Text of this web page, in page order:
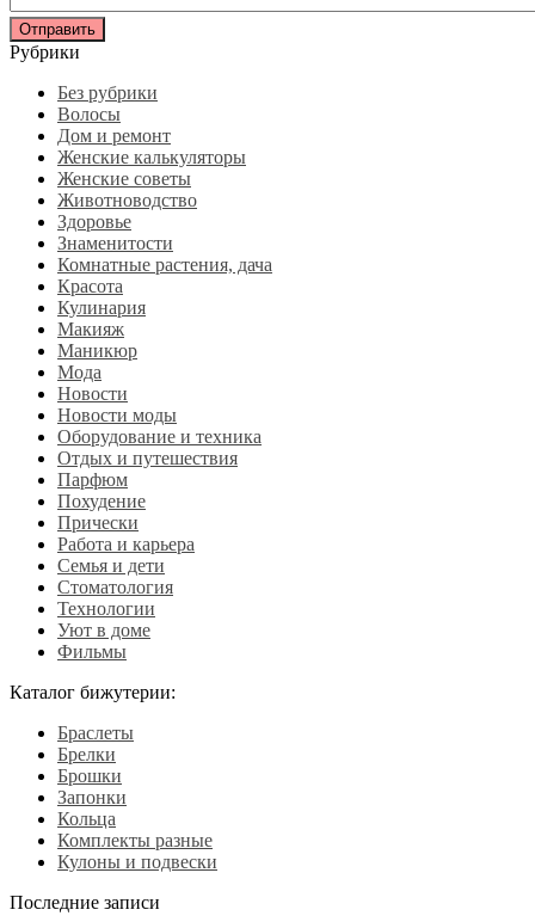
Рубрики
Без рубрики
Волосы
Дом и ремонт
Женские калькуляторы
Женские советы
Животноводство
Здоровье
Знаменитости
Комнатные растения, дача
Красота
Кулинария
Макияж
Маникюр
Мода
Новости
Новости моды
Оборудование и техника
Отдых и путешествия
Парфюм
Похудение
Прически
Работа и карьера
Семья и дети
Стоматология
Технологии
Уют в доме
Фильмы
Каталог бижутерии:
Браслеты
Брелки
Брошки
Запонки
Кольца
Комплекты разные
Кулоны и подвески
Последние записи